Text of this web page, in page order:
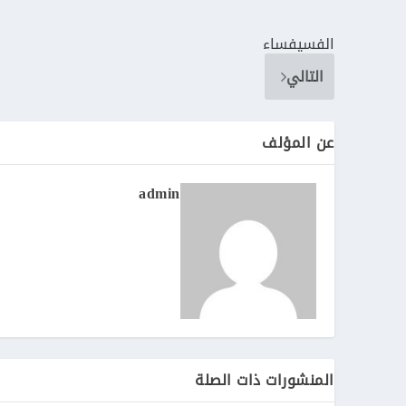
الفسيفساء
التالي
عن المؤلف
admin
المنشورات ذات الصلة